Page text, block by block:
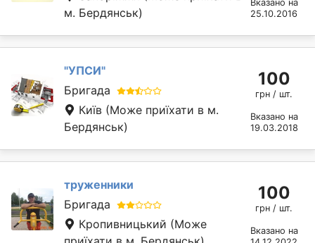
м. Бердянськ)
Вказано на
25.10.2016
"УПСИ"
Бригада
Київ (Може приїхати в м.
Бердянськ)
100
грн / шт.
Вказано на
19.03.2018
труженники
Бригада
Кропивницький (Може
100
грн / шт.
Вказано на